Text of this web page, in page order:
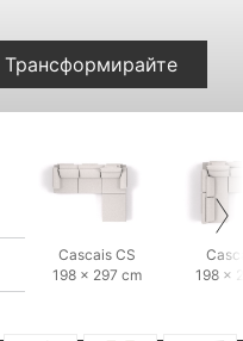
Трансформирайте
Cascais CS
198 × 297 cm
198 ×